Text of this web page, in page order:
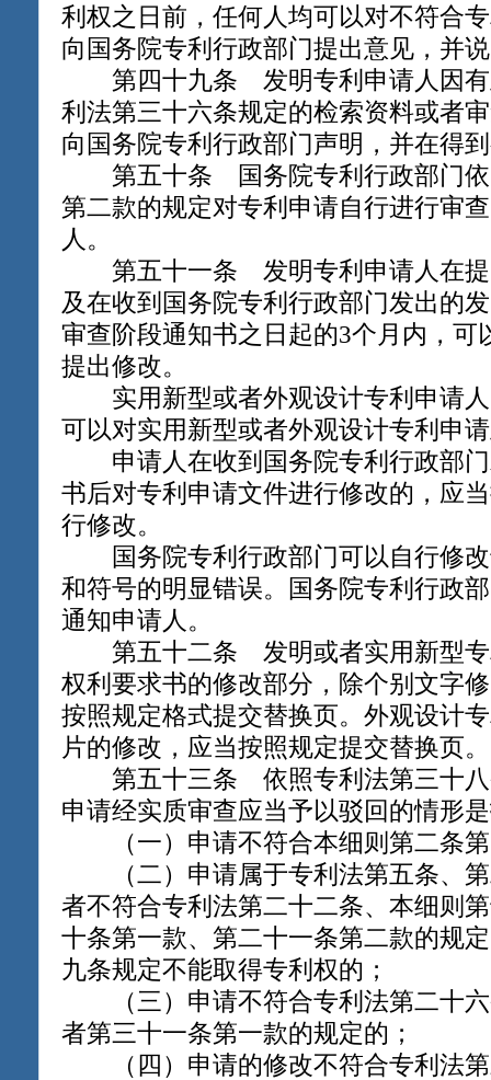
利权之日前，任何人均可以对不符合
向国务院专利行政部门提出意见，并
第四十九条 发明专利申请人因有
利法第三十六条规定的检索资料或者
向国务院专利行政部门声明，并在得
第五十条 国务院专利行政部门依
第二款的规定对专利申请自行进行审
人。
第五十一条 发明专利申请人在提
及在收到国务院专利行政部门发出的
审查阶段通知书之日起的3个月内，可
提出修改。
实用新型或者外观设计专利申请人
可以对实用新型或者外观设计专利申
申请人在收到国务院专利行政部门
书后对专利申请文件进行修改的，应
行修改。
国务院专利行政部门可以自行修改
和符号的明显错误。国务院专利行政
通知申请人。
第五十二条 发明或者实用新型专
权利要求书的修改部分，除个别文字
按照规定格式提交替换页。外观设计
片的修改，应当按照规定提交替换页。
第五十三条 依照专利法第三十八
申请经实质审查应当予以驳回的情形
（一）申请不符合本细则第二条第
（二）申请属于专利法第五条、第
者不符合专利法第二十二条、本细则
十条第一款、第二十一条第二款的规
九条规定不能取得专利权的；
（三）申请不符合专利法第二十六
者第三十一条第一款的规定的；
（四）申请的修改不符合专利法第